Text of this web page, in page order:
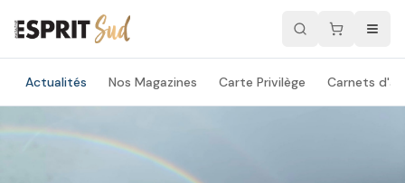
Actualités Nos Magazines Carte Privilège Carnets